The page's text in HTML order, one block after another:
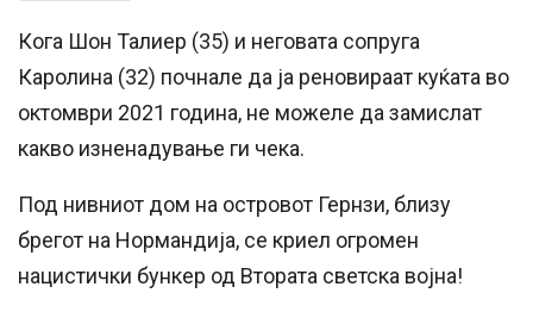
Кога Шон Талиер (35) и неговата сопруга
Каролина (32) почнале да ја реновираат куќата во
октомври 2021 година, не можеле да замислат
какво изненадување ги чека.
Под нивниот дом на островот Гернзи, близу
брегот на Нормандија, се криел огромен
нацистички бункер од Втората светска војна!